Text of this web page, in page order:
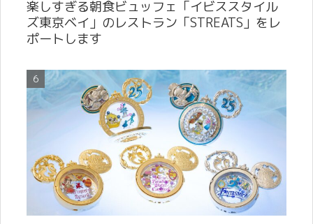
楽しすぎる朝食ビュッフェ「イビススタイル
ズ東京ベイ」のレストラン「STREATS」をレ
ポートします